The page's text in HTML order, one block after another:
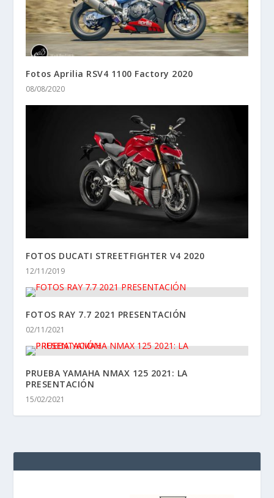
Fotos Aprilia RSV4 1100 Factory 2020
08/08/2020
FOTOS DUCATI STREETFIGHTER V4 2020
12/11/2019
FOTOS RAY 7.7 2021 PRESENTACIÓN
02/11/2021
PRUEBA YAMAHA NMAX 125 2021: LA
PRESENTACIÓN
15/02/2021